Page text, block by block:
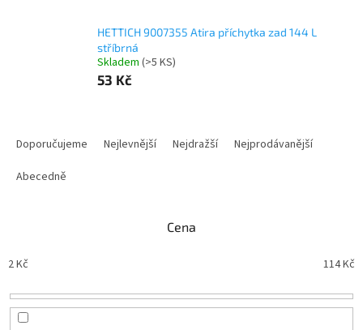
HETTICH 9007355 Atira příchytka zad 144 L
stříbrná
Skladem (>5 KS)
53 Kč
o
u
Doporučujeme Nejlevnější Nejdražší
Nejprodávanější
Abecedně
Cena
2Kč 114Kč